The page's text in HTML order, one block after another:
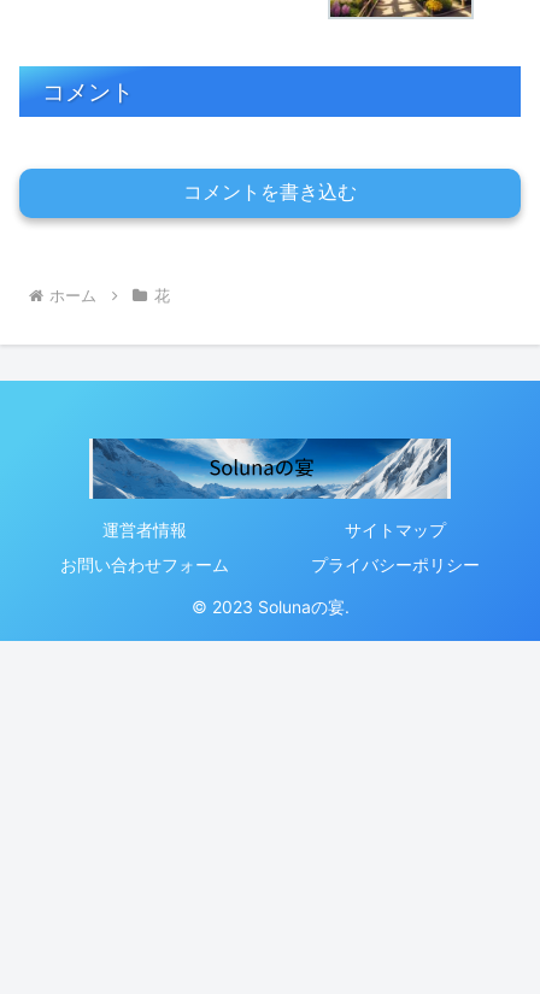
コメント
コメントを書き込む
ホーム 花
運営者情報
サイトマップ
お問い合わせフォーム
プライバシーポリシー
© 2023 Solunaの宴.